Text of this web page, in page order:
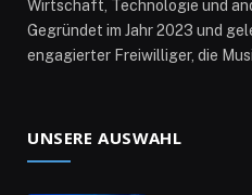
Wirtschaft, Technologie und
Gegründet im Jahr 2023 und
engagierter Freiwilliger, die
UNSERE AUSWAHL